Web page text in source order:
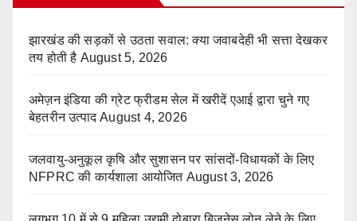
झारखंड की सड़कों से उठता सवाल: क्या जवाबदेही भी सत्ता देखकर
तय होती है August 5, 2026
अमेज़न इंडिया की ग्रेट फ्रीडम सेल में खरीदें एआई द्वारा चुने गए
बेहतरीन उत्पाद August 4, 2026
जलवायु-अनुकूल कृषि और सुशासन पर सांसदों-विधायकों के लिए
NFPRC की कार्यशाला आयोजित August 3, 2026